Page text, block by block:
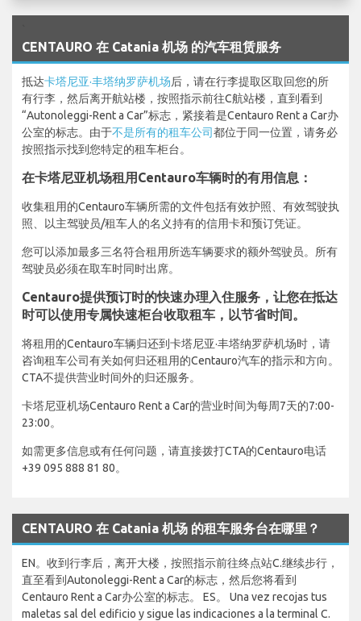
CENTAURO 在 Catania 机场 的汽车租赁服务
抵达卡塔尼亚·丰塔纳罗萨机场后，请在行李提取区取回您的所
有行李，然后离开航站楼，按照指示前往C航站楼，直到看到
“Autonoleggi-Rent a Car”标志，紧接着是Centauro Rent a Car办
公室的标志。由于不是所有的租车公司都位于同一位置，请务必
按照指示找到您特定的租车柜台。
在卡塔尼亚机场租用Centauro车辆时的有用信息：
收集租用的Centauro车辆所需的文件包括有效护照、有效驾驶执
照、以主驾驶员/租车人的名义持有的信用卡和预订凭证。
您可以添加最多三名符合租用所选车辆要求的额外驾驶员。所有
驾驶员必须在取车时同时出席。
Centauro提供预订时的快速办理入住服务，让您在抵达
时可以使用专属快速柜台收取租车，以节省时间。
将租用的Centauro车辆归还到卡塔尼亚·丰塔纳罗萨机场时，请
咨询租车公司有关如何归还租用的Centauro汽车的指示和方向。
CTA不提供营业时间外的归还服务。
卡塔尼亚机场Centauro Rent a Car的营业时间为每周7天的7:00-
23:00。
如需更多信息或有任何问题，请直接拨打CTA的Centauro电话
+39 095 888 81 80。
CENTAURO 在 Catania 机场 的租车服务台在哪里？
EN。收到行李后，离开大楼，按照指示前往终点站C.继续步行，
直至看到Autonoleggi-Rent a Car的标志，然后您将看到
Centauro Rent a Car办公室的标志。 ES。 Una vez recojas tus
maletas sal del edificio y sigue las indicaciones a la terminal C.